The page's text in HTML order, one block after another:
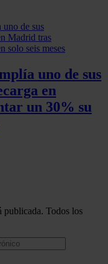
uno de sus
en
un 30% su
publicada. Todos los